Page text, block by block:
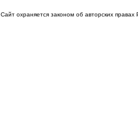
Сайт охраняется законом об авторских